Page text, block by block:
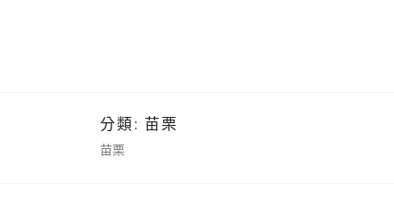
分類: 苗栗
苗栗